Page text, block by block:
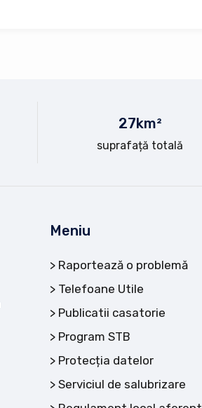
28km²
suprafață totală
Meniu
Raportează o problemă
Telefoane Utile
Publicatii casatorie
Program STB
Protecția datelor
Serviciul de salubrizare